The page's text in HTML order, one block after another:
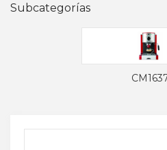
Subcategorías